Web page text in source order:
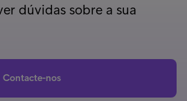
dúvidas sobre a sua
Contacte-nos